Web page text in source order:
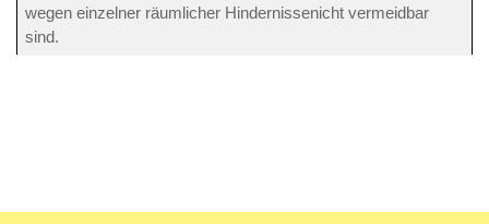
wegen einzelner räumlicher Hindernissenicht vermeidbar
sind.